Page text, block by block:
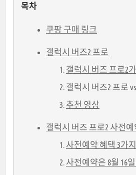
목차
쿠팡 구매 링크
갤럭시 버즈2 프로
갤럭시 버즈 프로2
갤럭시 버즈2 프로
추천 영상
갤럭시 버즈 프로2 사전예
사전예약 혜택 3가지
사전예약은 8월 16